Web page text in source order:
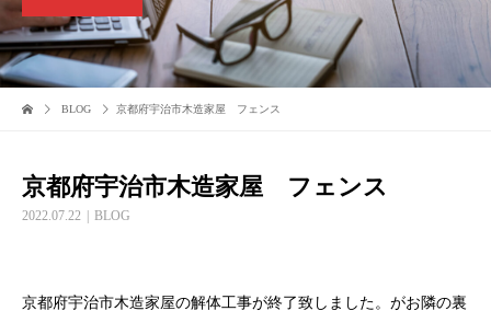
BLOG 京都府宇治市木造家屋 フェンス
京都府宇治市木造家屋 フェンス
2022.07.22 BLOG
京都府宇治市木造家屋の解体工事が終了致しました。がお隣の裏